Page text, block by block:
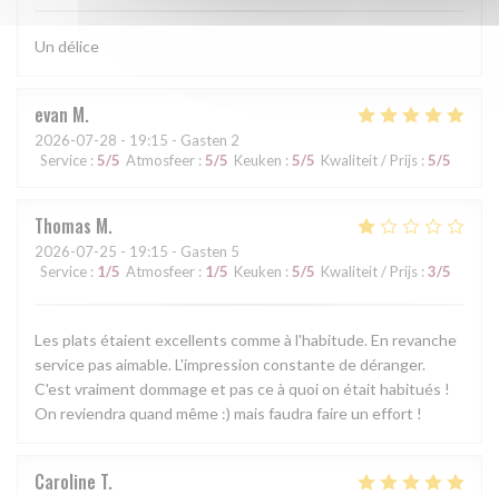
Un délice
evan M
2026-07-28 - 19:15 - Gasten 2
Service : 5/5 Atmosfeer : 5/5 Keuken : 5/5 Kwaliteit / Prijs : 5/5
Thomas M
2026-07-25 - 19:15 - Gasten 5
Service : 1/5 Atmosfeer : 1/5 Keuken : 5/5 Kwaliteit / Prijs : 3/5
Les plats étaient excellents comme à l'habitude. En revanche
service pas aimable. L'impression constante de déranger.
C'est vraiment dommage et pas ce à quoi on était habitués !
On reviendra quand même :) mais faudra faire un effort !
Caroline T